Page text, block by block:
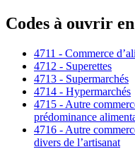
Codes à ouvrir
4711 - Commerce
4712 - Superettes
4713 - Supermarchés
4714 - Hypermarchés
4715 - Autre
prédominance
4716 - Autre
divers de l’artisanat